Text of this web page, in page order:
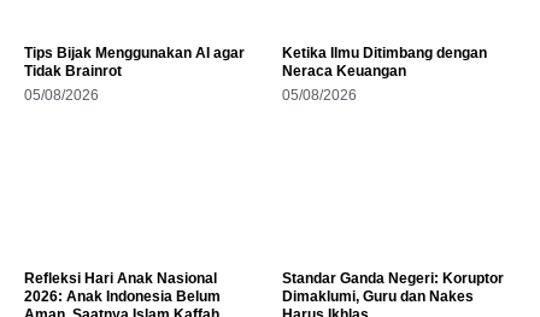
Tips Bijak Menggunakan AI agar
Tidak Brainrot
05/08/2026
Ketika Ilmu Ditimbang dengan
Neraca Keuangan
05/08/2026
Refleksi Hari Anak Nasional
2026: Anak Indonesia Belum
Standar Ganda Negeri: Koruptor
Dimaklumi, Guru dan Nakes